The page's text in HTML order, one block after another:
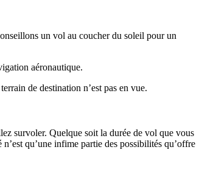
un vol au coucher du soleil pour un
aéronautique.
de destination n’est pas en vue.
survoler. Quelque soit la durée de vol que vous
qu’une infime partie des possibilités qu’offre